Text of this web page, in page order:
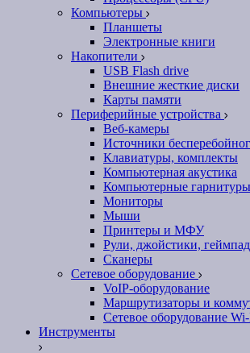
Компьютеры
Планшеты
Электронные книги
Накопители
USB Flash drive
Внешние жесткие диски
Карты памяти
Периферийные устройства
Веб-камеры
Источники
Клавиатуры, комплекты
Компьютерная акустика
Компьютерные гарнитуры
Мониторы
Мыши
Принтеры и МФУ
Рули, джойстики,
Сканеры
Сетевое оборудование
VoIP-оборудование
Маршрутизаторы и
Сетевое оборудование
Инструменты